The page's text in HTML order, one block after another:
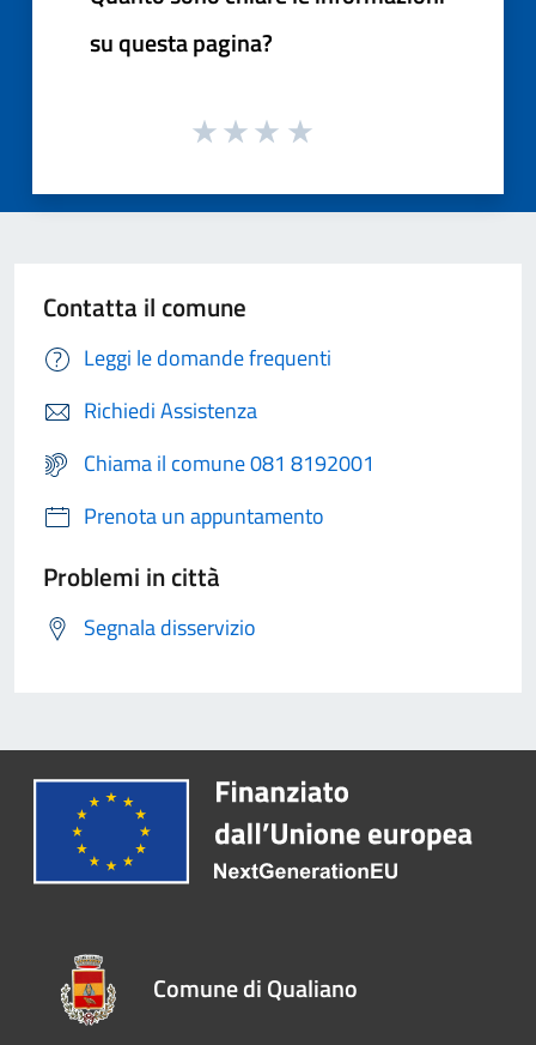
su questa pagina?
Contatta il comune
Leggi le domande frequenti
Richiedi Assistenza
Chiama il comune 081 8192001
Prenota un appuntamento
Problemi in città
Segnala disservizio
Comune di Qualiano